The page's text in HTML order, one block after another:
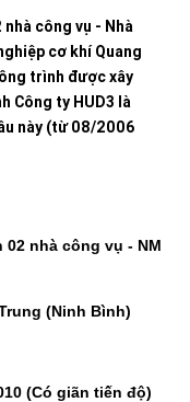
công vụ - Nhà
cơ khí Quang
trình được xây
Công ty HUD3 là
này (từ 08/2006
nhà công vụ - NM
(Ninh Bình)
(Có giãn tiến độ)